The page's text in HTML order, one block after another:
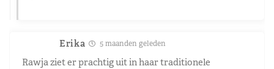
Erika 5 maanden geleden
Rawja ziet er prachtig uit in haar traditionele